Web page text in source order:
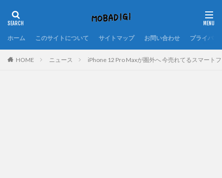
ホーム このサイトについて サイトマップ お問い合わせ プライバシ
HOME ニュース iPhone 12 Pro Maxが圏外へ 今売れてるスマート